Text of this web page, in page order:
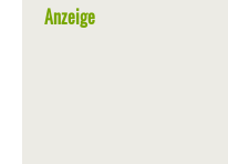
Anzeige